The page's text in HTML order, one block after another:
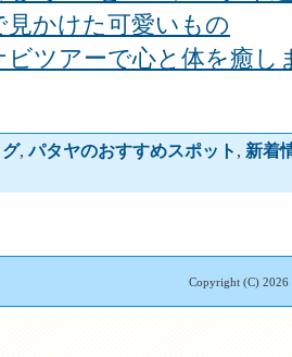
見かけた可愛いもの
ビツアーで心と体を癒し
,パタヤのおすすめスポット , 新着
Copyright (C) 2026